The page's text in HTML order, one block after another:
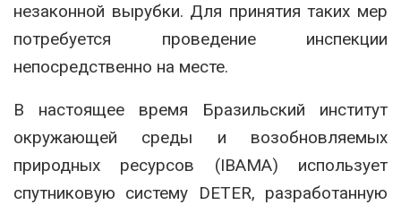
незаконной вырубки. Для принятия таких мер
потребуется проведение инспекции
непосредственно на месте.
В настоящее время Бразильский институт
окружающей среды и возобновляемых
природных ресурсов (IBAMA) использует
спутниковую систему DETER, разработанную